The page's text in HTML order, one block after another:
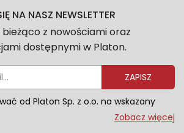
NA NASZ NEWSLETTER
bieżąco z nowościami oraz
dostępnymi w Platon.
ZAPISZ
od Platon Sp. z o.o. na wskazany
e-mail informacje marketingowe
Zobacz więcej